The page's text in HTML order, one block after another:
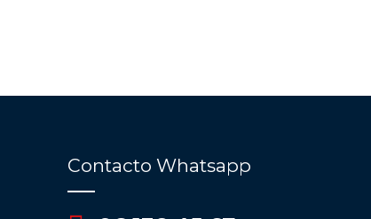
Contacto Whatsapp